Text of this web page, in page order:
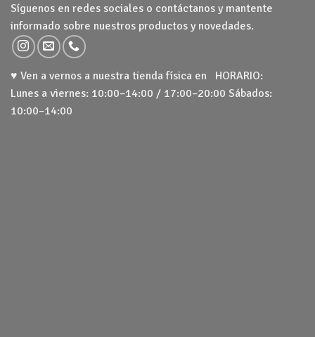
Síguenos en redes sociales o contáctanos y mantente
informado sobre nuestros productos y novedades.
♥ Ven a vernos a nuestra tienda física en HORARIO:
Lunes a viernes: 10:00–14:00 / 17:00–20:00 Sábados:
10:00–14:00